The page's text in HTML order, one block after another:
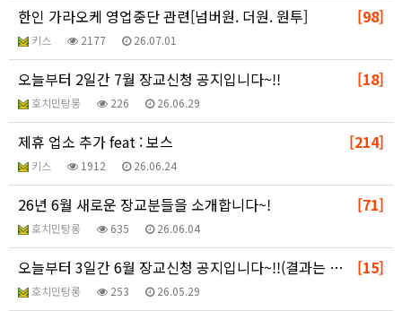
[98]
한인 가라오케 영업중단 관련[넘버원. 더원. 원투]
키스 2177 26.07.01
[18]
오늘부터 2일간 7월 장교신청 공지입니다~!!
호치민탕롱 226 26.06.29
[214]
제휴 업소 추가 feat : 보스
키스 1912 26.06.24
[71]
26년 6월 새로운 장교분들을 소개합니다~!
호치민탕롱 635 26.06.04
[15]
오늘부터 3일간 6월 장교신청 공지입니다~!!(결과는 …
호치민탕롱 253 26.05.29